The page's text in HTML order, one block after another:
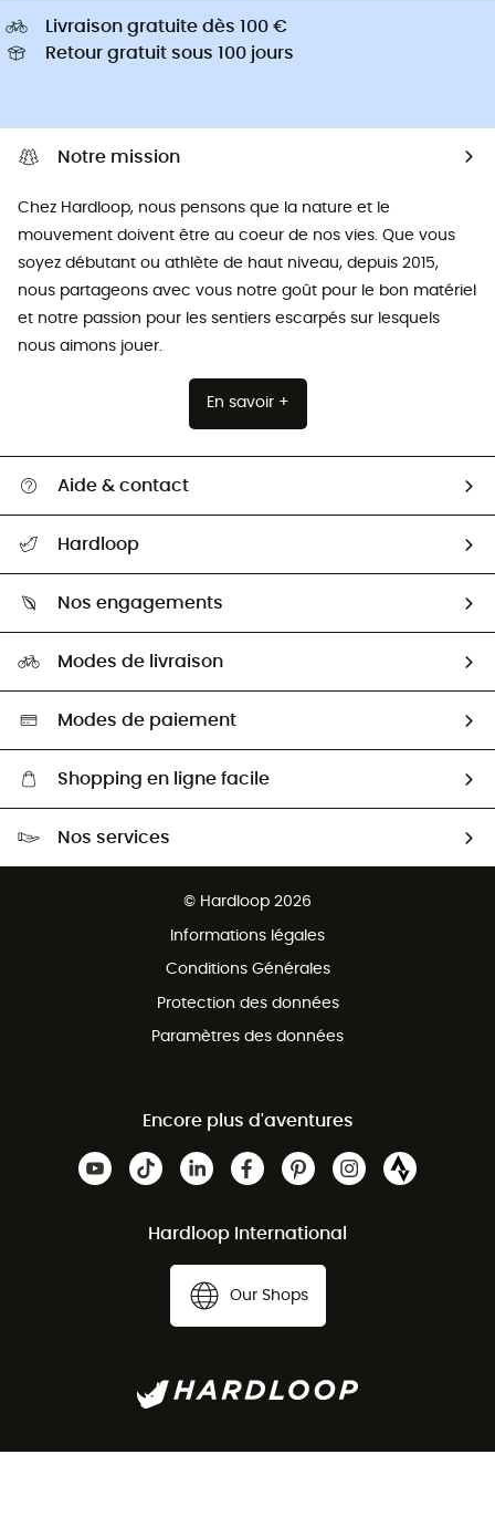
Livraison gratuite dès 100 €
Retour gratuit sous 100 jours
Notre mission
Chez Hardloop, nous pensons que la nature et le
mouvement doivent être au coeur de nos vies. Que vous
soyez débutant ou athlète de haut niveau, depuis 2015,
nous partageons avec vous notre goût pour le bon matériel
et notre passion pour les sentiers escarpés sur lesquels
nous aimons jouer.
En savoir +
Aide & contact
Retour & remboursement
Guide des tailles
Seconde Main
Aide & Contact
Hardloop
HardGuides
Nos engagements
Sélection éco-responsable
Modes de livraison
Modes de paiement
Shopping en ligne facile
Nos services
© Hardloop 2026
Informations légales
Conditions Générales
Protection des données
Paramètres des données
Encore plus d'aventures
Hardloop International
Our Shops